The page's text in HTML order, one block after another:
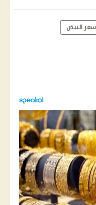
سعر البيض